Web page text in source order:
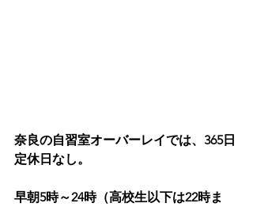
奈良の自習室オーバーレイでは、365日
定休日なし。
早朝5時～24時（高校生以下は22時ま